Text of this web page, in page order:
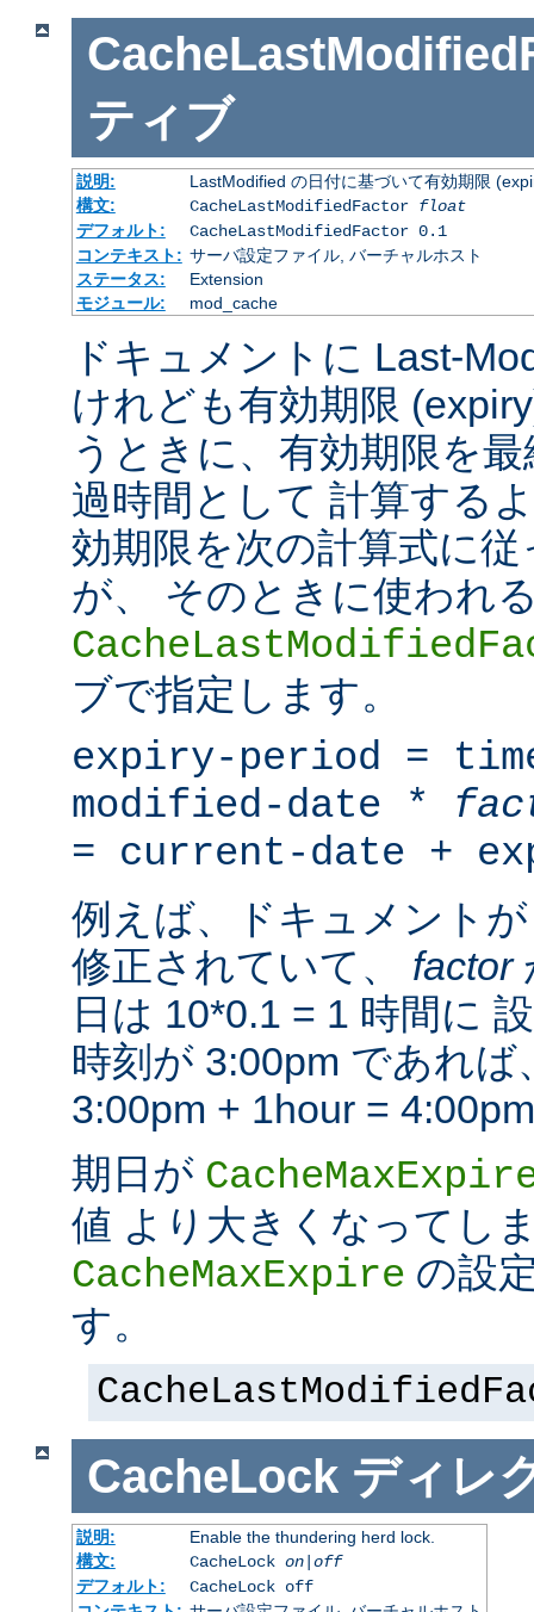
ティブ
説明:
LastModified の日付に基づいて有効期限
構文:
CacheLastModifiedFactor float
デフォルト:
CacheLastModifiedFactor 0.1
コンテキスト: サーバ設定ファイル, バーチャルホスト
ステータス:
Extension
モジュール:
mod_cache
ドキュメントに Last-
けれども有効期限
うときに、有効期限を
過時間として 計算する
効期限を次の計算式に
が、 そのときに使われ
ブで指定します。
expiry-period =
modified-date *
= current-date +
例えば、ドキュメント
修正されていて、 factor
日は 10*0.1 = 1 時間に
時刻が 3:00pm であれ
3:00pm + 1hour =
期日が
値 より大きくなってし
CacheMaxExpire の設
す。
CacheLock ディレ
説明:
Enable the thundering herd lock.
構文:
CacheLock on|off
デフォルト:
CacheLock off